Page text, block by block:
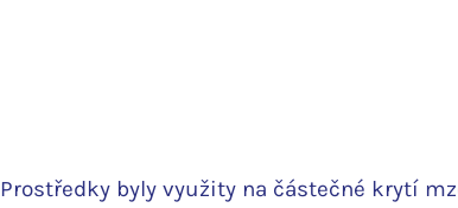
Prostředky byly využity na částečné krytí